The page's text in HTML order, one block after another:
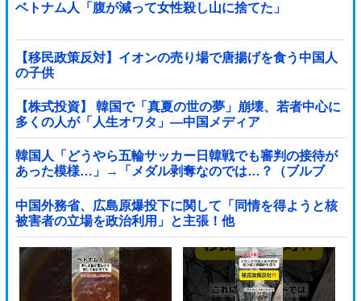
ベトナム人「腹が減って女性殺し山に捨てた」
【移民政策反対】イオンの売り場で唐揚げを食う中国人
の子供
【株式投資】 韓国で「真夏の世の夢」崩壊、若者中心に
多くの人が「人生オワタ」―中国メディア
韓国人「どうやら五輪サッカー日韓戦でも審判の接待が
あった模様…」→「メダル剥奪なのでは…？（ブルブ
ル」＝韓国の反応
中国外務省、広島原爆投下に関して「同情を得ようと核
被害者の立場を政治利用」と主張！他